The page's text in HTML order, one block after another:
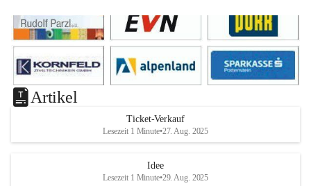
Artikel
Ticket-Verkauf
Lesezeit 1 Minute•27. Aug. 2025
Idee
Lesezeit 1 Minute•29. Aug. 2025